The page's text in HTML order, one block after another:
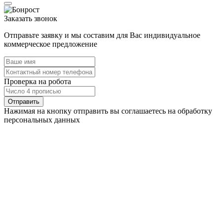
Заказать звонок
Отправьте заявку и мы составим для Вас индивидуальное
коммерческое предложение
Проверка на робота
Нажимая на кнопку отправить вы соглашаетесь на обработку
персональных данных